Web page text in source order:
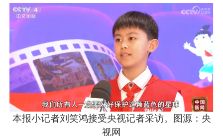
本报小记者刘笑鸿接受央视记者采访。图源：央
视网